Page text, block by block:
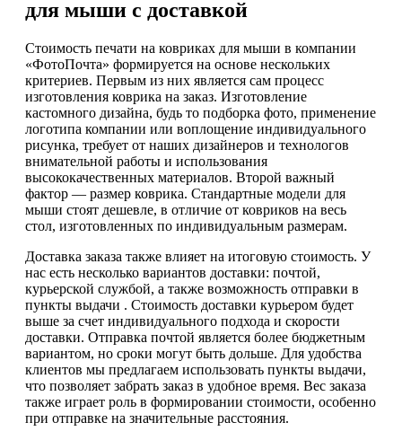
для мыши с доставкой
Стоимость печати на ковриках для мыши в компании
«ФотоПочта» формируется на основе нескольких
критериев. Первым из них является сам процесс
изготовления коврика на заказ. Изготовление
кастомного дизайна, будь то подборка фото, применение
логотипа компании или воплощение индивидуального
рисунка, требует от наших дизайнеров и технологов
внимательной работы и использования
высококачественных материалов. Второй важный
фактор — размер коврика. Стандартные модели для
мыши стоят дешевле, в отличие от ковриков на весь
стол, изготовленных по индивидуальным размерам.
Доставка заказа также влияет на итоговую стоимость. У
нас есть несколько вариантов доставки: почтой,
курьерской службой, а также возможность отправки в
пункты выдачи . Стоимость доставки курьером будет
выше за счет индивидуального подхода и скорости
доставки. Отправка почтой является более бюджетным
вариантом, но сроки могут быть дольше. Для удобства
клиентов мы предлагаем использовать пункты выдачи,
что позволяет забрать заказ в удобное время. Вес заказа
также играет роль в формировании стоимости, особенно
при отправке на значительные расстояния.